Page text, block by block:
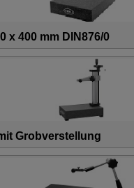
x 400 mm DIN876/0
Grobverstellung